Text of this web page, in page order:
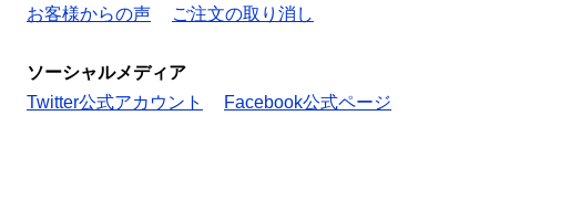
お客様からの声
ご注文の取り消し
ソーシャルメディア
Twitter公式アカウント
Facebook公式ページ